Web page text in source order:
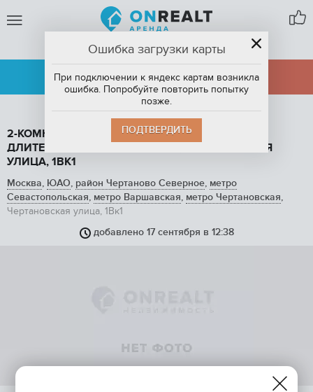
МОСКВА
АРЕНДА
ПРОДАЖА
2-КОМНАТНАЯ КВАРТИРА, 59 М2, В АРЕНДУ НА
ДЛИТЕЛЬНЫЙ СРОК В МОСКВЕ, ЧЕРТАНОВСКАЯ
УЛИЦА, 1ВК1
Москва, ЮАО, район Чертаново Северное, метро
Севастопольская, метро Варшавская, метро Чертановская,
Чертановская улица, 1Вк1
добавлено 17 сентября в 12:38
Ошибка загрузки карты
При подключении к яндекс картам возникла
ошибка. Попробуйте повторить попытку
позже.
ПОДТВЕРДИТЬ